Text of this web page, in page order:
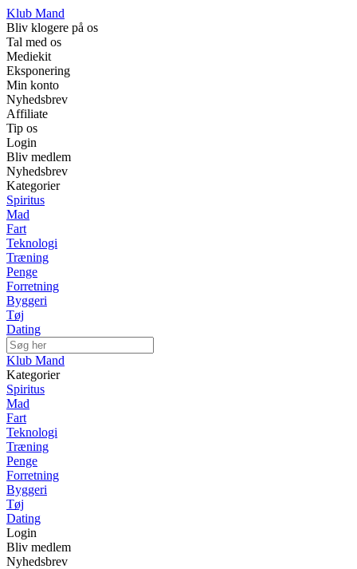
Klub Mand
Bliv klogere på os
Tal med os
Mediekit
Eksponering
Min konto
Nyhedsbrev
Affiliate
Tip os
Login
Bliv medlem
Nyhedsbrev
Kategorier
Spiritus
Mad
Fart
Teknologi
Træning
Penge
Forretning
Byggeri
Tøj
Dating
Klub Mand
Kategorier
Spiritus
Mad
Fart
Teknologi
Træning
Penge
Forretning
Byggeri
Tøj
Dating
Login
Bliv medlem
Nyhedsbrev